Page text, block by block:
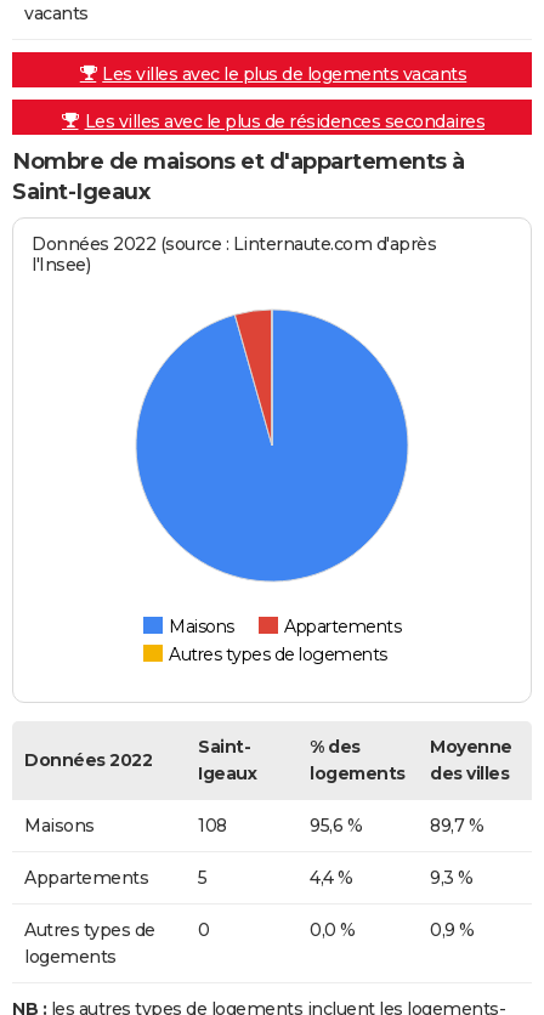
vacants
Les villes avec le plus de logements vacants
Les villes avec le plus de résidences secondaires
Nombre de maisons et d'appartements à
Saint-Igeaux
Données 2022 (source : Linternaute.com d'après
l'Insee)
Maisons
Appartements
Autres types de logements
Données 2022
Saint-
Igeaux
% des
logements
Moyenne
des villes
Maisons 108 95,6 % 89,7 %
Appartements 5 4,4 % 9,3 %
Autres types de
logements
0 0,0 % 0,9 %
NB : les autres types de logements incluent les logements-